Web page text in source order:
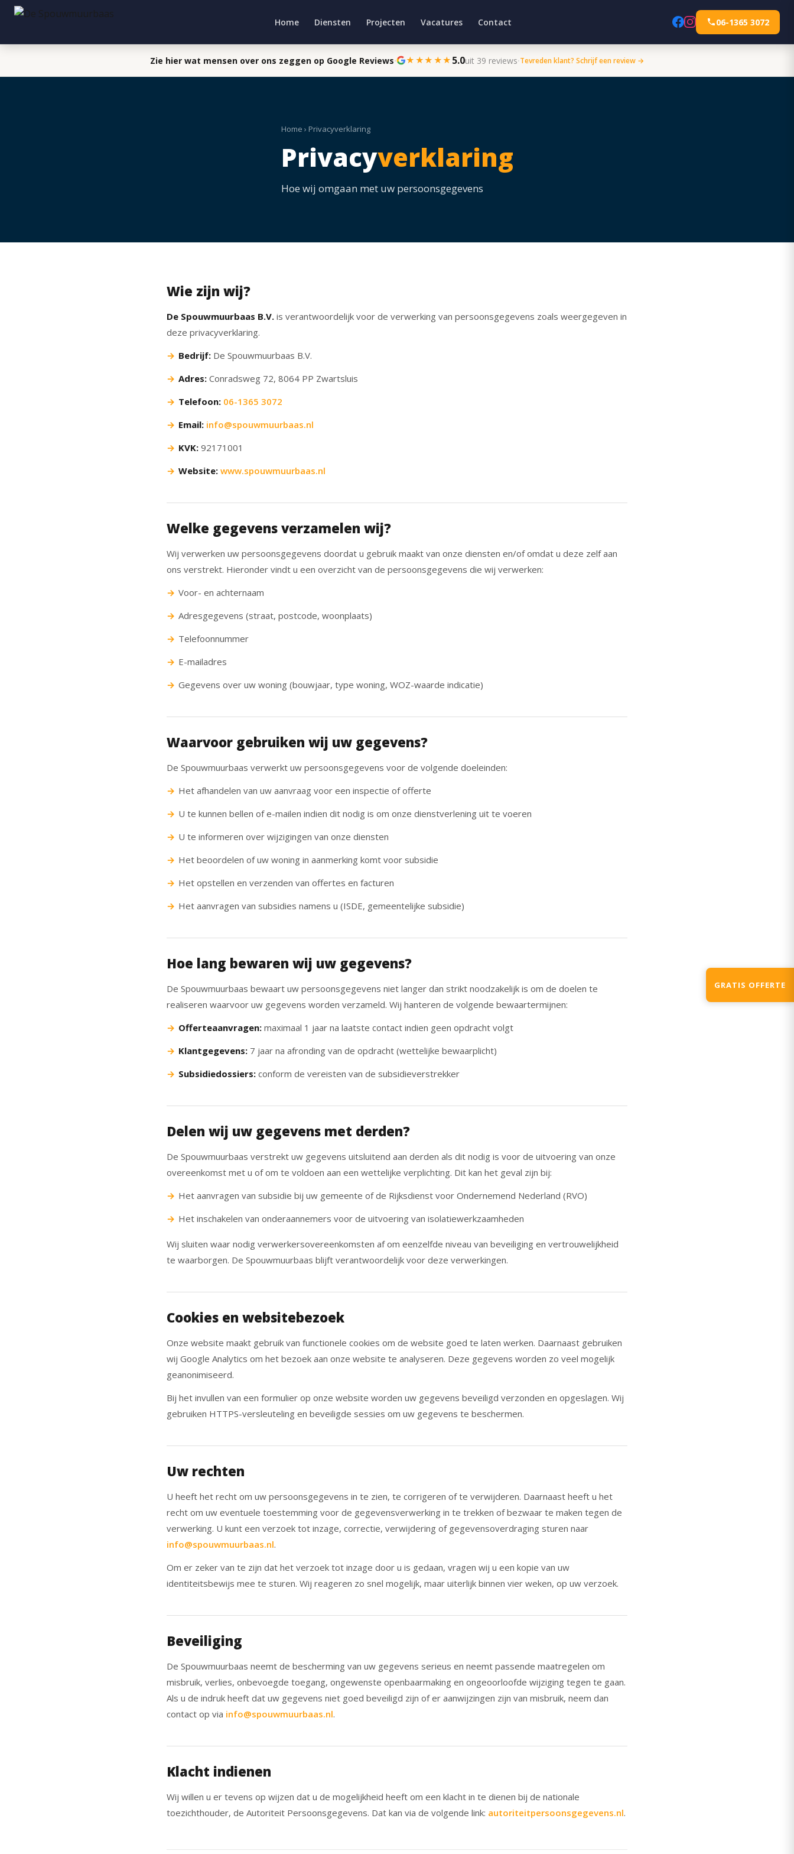
Home Diensten Projecten Vacatures Contact 06-1365 3072
Zie hier wat mensen over ons zeggen op Google Reviews· ★★★★★ 5.0uit 39 reviews·Tevreden klant? Schrijf een review →
Home › Privacyverklaring
Privacyverklaring
Hoe wij omgaan met uw persoonsgegevens
Wie zijn wij?
De Spouwmuurbaas B.V. is verantwoordelijk voor de verwerking van persoonsgegevens zoals weergegeven in
deze privacyverklaring.
Bedrijf: De Spouwmuurbaas B.V.
Adres: Conradsweg 72, 8064 PP Zwartsluis
Telefoon: 06-1365 3072
Email: info@spouwmuurbaas.nl
KVK: 92171001
Website: www.spouwmuurbaas.nl
Welke gegevens verzamelen wij?
Wij verwerken uw persoonsgegevens doordat u gebruik maakt van onze diensten en/of omdat u deze zelf aan
ons verstrekt. Hieronder vindt u een overzicht van de persoonsgegevens die wij verwerken:
Voor- en achternaam
Adresgegevens (straat, postcode, woonplaats)
Telefoonnummer
E-mailadres
Gegevens over uw woning (bouwjaar, type woning, WOZ-waarde indicatie)
Waarvoor gebruiken wij uw gegevens?
De Spouwmuurbaas verwerkt uw persoonsgegevens voor de volgende doeleinden:
Het afhandelen van uw aanvraag voor een inspectie of offerte
U te kunnen bellen of e-mailen indien dit nodig is om onze dienstverlening uit te voeren
U te informeren over wijzigingen van onze diensten
Het beoordelen of uw woning in aanmerking komt voor subsidie
Het opstellen en verzenden van offertes en facturen
Het aanvragen van subsidies namens u (ISDE, gemeentelijke subsidie)
Hoe lang bewaren wij uw gegevens?
De Spouwmuurbaas bewaart uw persoonsgegevens niet langer dan strikt noodzakelijk is om de doelen te
realiseren waarvoor uw gegevens worden verzameld. Wij hanteren de volgende bewaartermijnen:
Offerteaanvragen: maximaal 1 jaar na laatste contact indien geen opdracht volgt
Klantgegevens: 7 jaar na afronding van de opdracht (wettelijke bewaarplicht)
Subsidiedossiers: conform de vereisten van de subsidieverstrekker
Delen wij uw gegevens met derden?
De Spouwmuurbaas verstrekt uw gegevens uitsluitend aan derden als dit nodig is voor de uitvoering van onze
overeenkomst met u of om te voldoen aan een wettelijke verplichting. Dit kan het geval zijn bij:
Het aanvragen van subsidie bij uw gemeente of de Rijksdienst voor Ondernemend Nederland (RVO)
Het inschakelen van onderaannemers voor de uitvoering van isolatiewerkzaamheden
Wij sluiten waar nodig verwerkersovereenkomsten af om eenzelfde niveau van beveiliging en vertrouwelijkheid
te waarborgen. De Spouwmuurbaas blijft verantwoordelijk voor deze verwerkingen.
Cookies en websitebezoek
Onze website maakt gebruik van functionele cookies om de website goed te laten werken. Daarnaast gebruiken
wij Google Analytics om het bezoek aan onze website te analyseren. Deze gegevens worden zo veel mogelijk
geanonimiseerd.
Bij het invullen van een formulier op onze website worden uw gegevens beveiligd verzonden en opgeslagen. Wij
gebruiken HTTPS-versleuteling en beveiligde sessies om uw gegevens te beschermen.
Uw rechten
U heeft het recht om uw persoonsgegevens in te zien, te corrigeren of te verwijderen. Daarnaast heeft u het
recht om uw eventuele toestemming voor de gegevensverwerking in te trekken of bezwaar te maken tegen de
verwerking. U kunt een verzoek tot inzage, correctie, verwijdering of gegevensoverdraging sturen naar
info@spouwmuurbaas.nl.
Om er zeker van te zijn dat het verzoek tot inzage door u is gedaan, vragen wij u een kopie van uw
identiteitsbewijs mee te sturen. Wij reageren zo snel mogelijk, maar uiterlijk binnen vier weken, op uw verzoek.
Beveiliging
De Spouwmuurbaas neemt de bescherming van uw gegevens serieus en neemt passende maatregelen om
misbruik, verlies, onbevoegde toegang, ongewenste openbaarmaking en ongeoorloofde wijziging tegen te gaan.
Als u de indruk heeft dat uw gegevens niet goed beveiligd zijn of er aanwijzingen zijn van misbruik, neem dan
contact op via info@spouwmuurbaas.nl.
Klacht indienen
Wij willen u er tevens op wijzen dat u de mogelijkheid heeft om een klacht in te dienen bij de nationale
toezichthouder, de Autoriteit Persoonsgegevens. Dat kan via de volgende link: autoriteitpersoonsgegevens.nl.
GRATIS OFFERTE